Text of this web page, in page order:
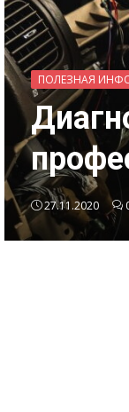
ПОЛЕЗНАЯ
27.11.2020